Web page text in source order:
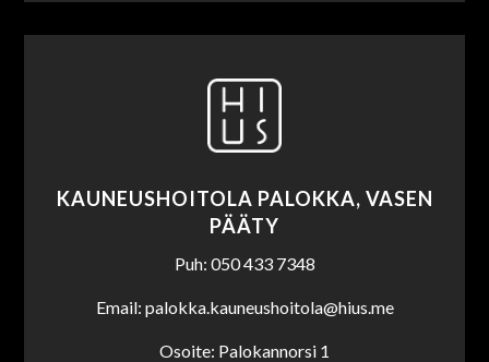
KAUNEUSHOITOLA PALOKKA, VASEN
PÄÄTY
Puh: 050 433 7348
Email: palokka.kauneushoitola@hius.me
Osoite: Palokannorsi 1